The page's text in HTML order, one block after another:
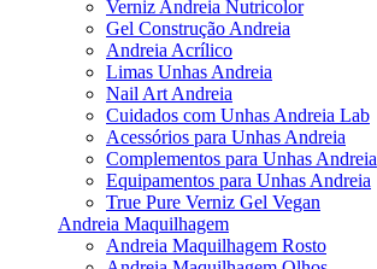
Verniz Andreia Nutricolor
Gel Construção Andreia
Andreia Acrílico
Limas Unhas Andreia
Nail Art Andreia
Cuidados com Unhas Andreia Lab
Acessórios para Unhas Andreia
Complementos para Unhas Andreia
Equipamentos para Unhas Andreia
True Pure Verniz Gel Vegan
Andreia Maquilhagem
Andreia Maquilhagem Rosto